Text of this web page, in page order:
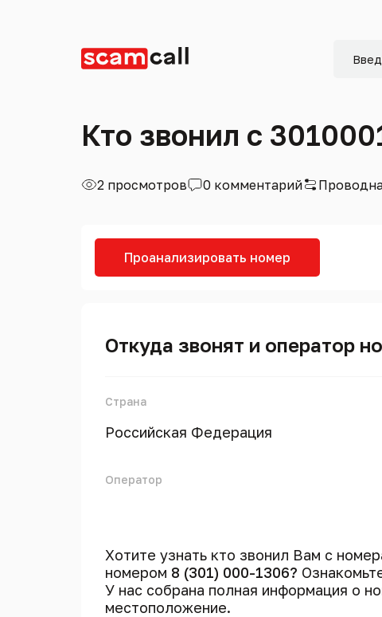
Кто звонил с
2 просмотров 0 комментарий
Проанализировать номер
Откуда звонят и оператор
Страна
Российская Федерация
Оператор
Хотите узнать кто звонил Вам с
номером 8 (301) 000-1306?
У нас собрана полная информация о
местоположение.